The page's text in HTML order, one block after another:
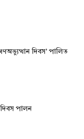
দিবস’ পালিত
দিবস পালন